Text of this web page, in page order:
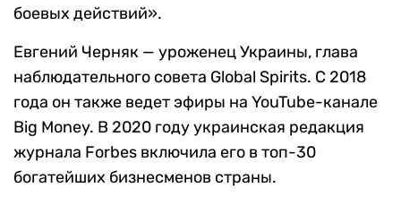
боевых действий».
Евгений Черняк — уроженец Украины, глава
наблюдательного совета Global Spirits. С 2018
года он также ведет эфиры на YouTube-канале
Big Money. В 2020 году украинская редакция
журнала Forbes включила его в топ-30
богатейших бизнесменов страны.